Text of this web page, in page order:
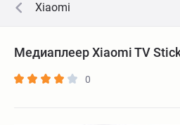
Xiaomi
Медиаплеер Xiaomi TV
0